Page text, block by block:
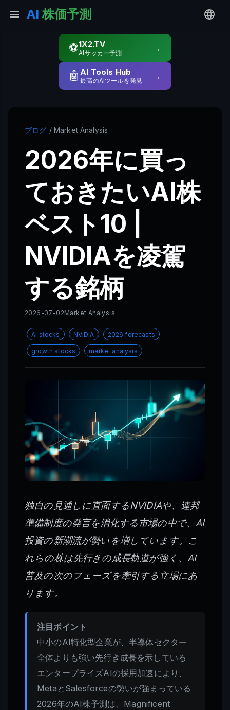
AI 株価予測
⚽1X2.TV
AIサッカー予測 →
🤖AI Tools Hub
最高のAIツールを発見 →
ブログ / Market Analysis
2026年に買っ
ておきたいAI株
ベスト10 |
NVIDIAを凌駕
する銘柄
2026-07-02Market Analysis
AI stocks NVIDIA 2026 forecasts
growth stocks market analysis
独自の見通しに直面するNVIDIAや、連邦
準備制度の発言を消化する市場の中で、AI
投資の新潮流が勢いを増しています。こ
れらの株は先行きの成長軌道が強く、AI
普及の次のフェーズを牽引する立場にあ
ります。
注目ポイント
中小のAI特化型企業が、半導体セクター
全体よりも強い先行き成長を示している
エンタープライズAIの採用加速により、
MetaとSalesforceの勢いが強まっている
2026年のAI株予測は、Magnificent